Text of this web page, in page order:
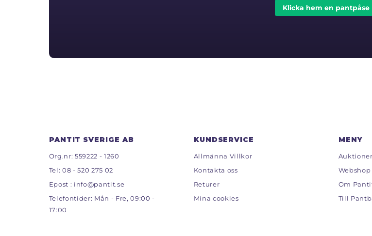
Klicka hem en pantpåse
PANTIT SVERIGE AB
Org.nr: 559222 - 1260
Tel:08 - 520 275 02
Epost : info@pantit.se
Telefontider: Mån - Fre, 09:00 -
17:00
KUNDSERVICE
Allmänna Villkor
Kontakta oss
Returer
Mina cookies
MENY
Auktioner
Webshop
Om
Till